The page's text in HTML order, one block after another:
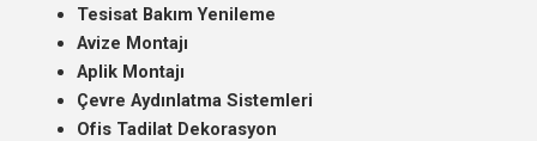
Tesisat Bakım Yenileme
Avize Montajı
Aplik Montajı
Çevre Aydınlatma Sistemleri
Ofis Tadilat Dekorasyon